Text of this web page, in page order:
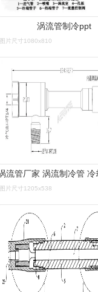
涡流管制冷ppt
图片尺寸1080x810
图片尺寸1205x538